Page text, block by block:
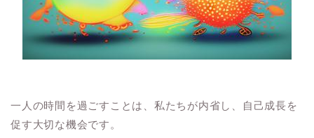
一人の時間を過ごすことは、私たちが内省し、自己成長を
促す大切な機会です。